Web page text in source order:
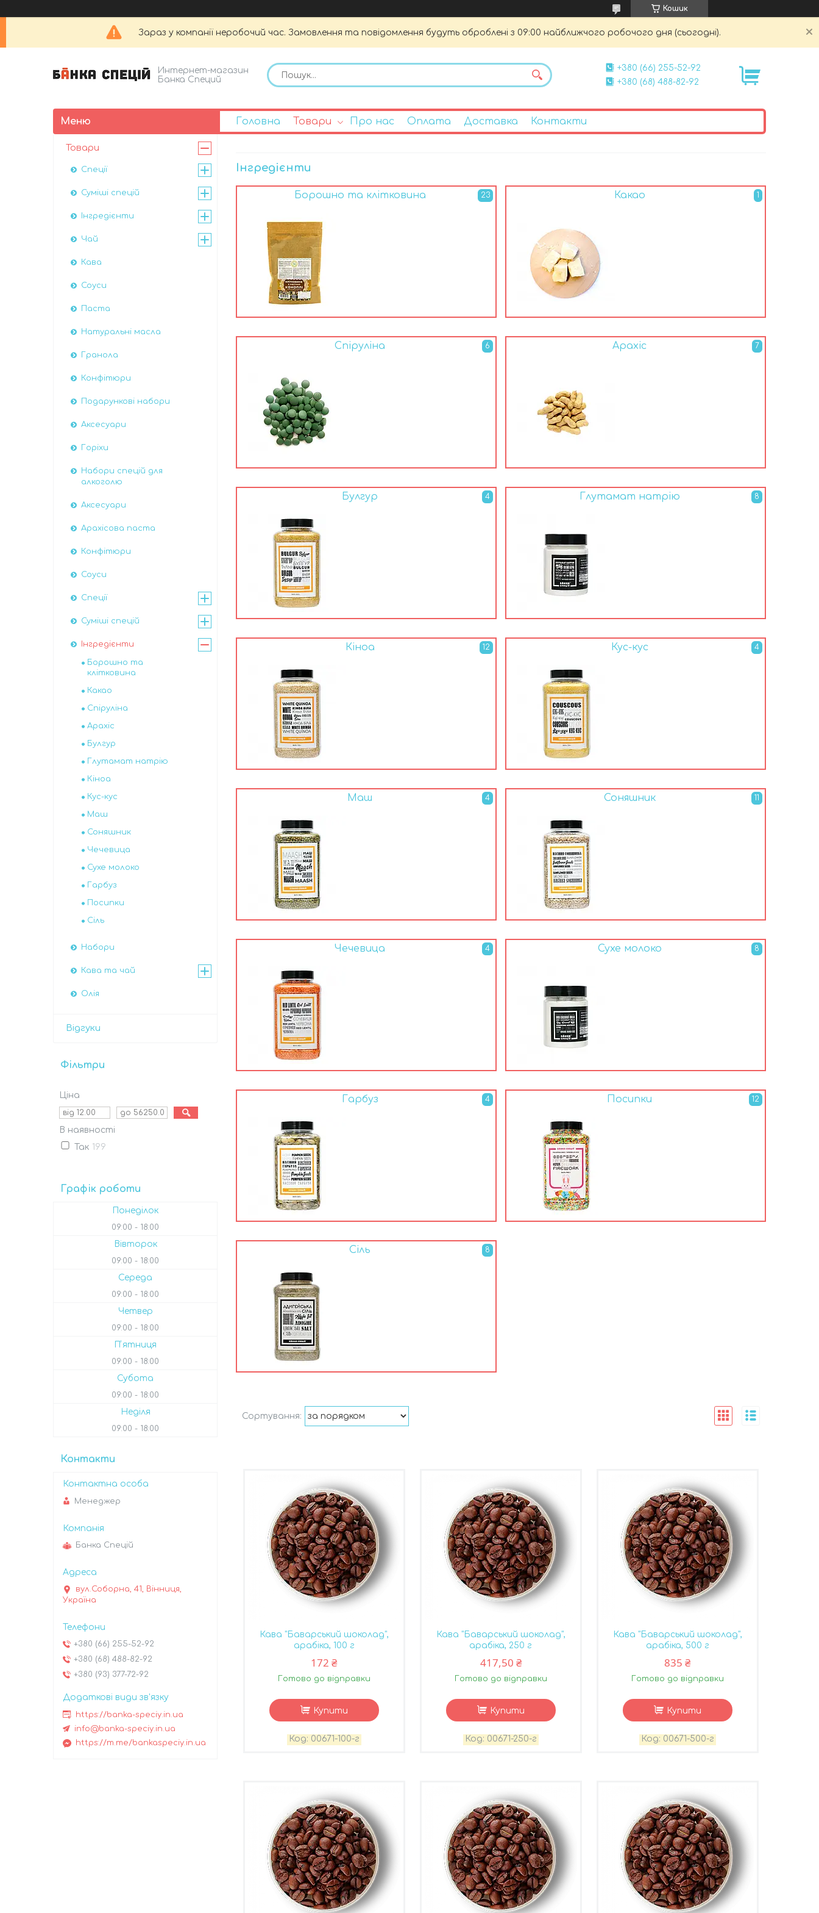
Кошик
Зараз у компанії неробочий час. Замовлення та повідомлення будуть оброблені з 09:00 найближчого робочого дня (сьогодні).
Интернет-магазин
Банка Специй
+380 (66) 255-52-92
+380 (68) 488-82-92
Головна Товари Про нас Оплата Доставка Контакти
Інгредієнти
Борошно та клітковина 23 Какао 1
Спіруліна 6 Арахіс 7
Булгур 4 Глутамат натрію 8
Кіноа 12 Кус-кус 4
Маш 4 Соняшник 11
Чечевица 4 Сухе молоко 8
Гарбуз 4 Посипки 12
Сіль 8
Кава "Баварський шоколад",
арабіка, 100 г
172 ₴
Готово до відправки
Купити
00671-100-г
Кава "Баварський шоколад",
арабіка, 250 г
417,50 ₴
Готово до відправки
Купити
00671-250-г
Кава "Баварський шоколад",
арабіка, 500 г
835 ₴
Готово до відправки
Купити
00671-500-г
Товари
Спеції
Суміші спецій
Інгредієнти
Чай
Кава
Соуси
Паста
Натуральні масла
Гранола
Конфітюри
Подарункові набори
Аксесуари
Горіхи
Набори спецій для
алкоголю
Аксесуари
Арахісова паста
Конфітюри
Соуси
Спеції
Суміші спецій
Інгредієнти
Борошно та
клітковина
Какао
Спіруліна
Арахіс
Булгур
Глутамат натрію
Кіноа
Кус-кус
Маш
Соняшник
Чечевица
Сухе молоко
Гарбуз
Посипки
Сіль
Набори
Кава та чай
Олія
Відгуки
Фільтри
Ціна
В наявності
Так 199
Графік роботи
Понеділок
09:00 18:00
Вівторок
09:00 18:00
Середа
09:00 18:00
Четвер
09:00 18:00
Пʼятниця
09:00 18:00
Субота
09:00 18:00
Неділя
09:00 18:00
Контакти
Менеджер
Банка Спецій
вул.Соборна, 41, Вінниця,
Україна
+380 (66) 255-52-92
+380 (68) 488-82-92
+380 (93) 377-72-92
https://banka-speciy.in.ua
info@banka-speciy.in.ua
https://m.me/bankaspeciy.in.ua